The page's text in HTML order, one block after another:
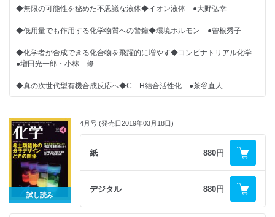
特異な分離能を示すポリイオン液体膜／水が有機溶媒より分極されにく
電気を使ったクリーンでグリーンな反応／分子インプリンティング／分子
サイズのセラミックビーカー／求電子剤が求核剤に早変わり!?
公報と特許調査 ●中務茂樹
◆化学つれづれ草 （26）プレゼン能力と研究能力 ●田中一義
世界の構造と知識の限界──批判的実在論の主張 ●落合洋文
◆化学の本だな 書評・新刊紹介
◆化学掲示板（4月）
◆編集室から
【2019年の化学】
◆無限の可能性を秘めた不思議な液体◆イオン液体 ●大野弘幸
◆低用量でも作用する化学物質への警鐘◆環境ホルモン ●曽根秀子
◆化学者が合成できる化合物を飛躍的に増やす◆コンビナトリアル化学
●増田光一郎・小林 修
◆真の次世代型有機合成反応へ◆C－H結合活性化 ●茶谷直人
◆糖鎖合成が拓いた医療への応用◆糖鎖工学 ●深瀬浩一
◆核酸の多様性を生みだすもう一つの塩基対相互作用◆フーグスティーン
塩基対 ●高橋俊太郎・杉本直己
◆21世紀の持続可能性に貢献◆カーボンナノチューブ ●遠藤守信
◆生命研究を支える可視化法◆分子イメージング ●蓑島維文・菊地和也
試し読み
4月号 (発売日2019年03月18日)
紙 880円
デジタル 880円